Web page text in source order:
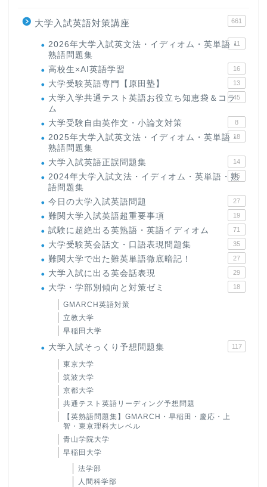
大学入試英語対策講座 661
2026年大学入試英文法・イディオム・英単語・
熟語問題集
11
高校生×AI英語学習 16
大学受験英語専門【原田塾】 13
大学入学共通テスト英語お役立ち知恵袋＆コラ
ム
45
大学受験自由英作文・小論文対策 8
2025年大学入試英文法・イディオム・英単語・
熟語問題集
18
大学入試英語正誤問題集 14
2024年大学入試文法・イディオム・英単語・熟
語問題集
15
今日の大学入試英語問題 27
難関大学入試英語超重要事項 19
試験に超絶出る英熟語・英語イディオム 71
大学受験英会話文・口語表現問題集 35
難関大学で出た難英単語徹底暗記！ 27
大学入試に出る英会話表現 29
大学・学部別傾向と対策ゼミ 18
GMARCH英語対策
立教大学
早稲田大学
大学入試そっくり予想問題集 117
東京大学
筑波大学
京都大学
共通テスト英語リーディング予想問題
【英熟語問題集】GMARCH・早稲田・慶応・上
智・東京理科大レベル
青山学院大学
早稲田大学
法学部
人間科学部